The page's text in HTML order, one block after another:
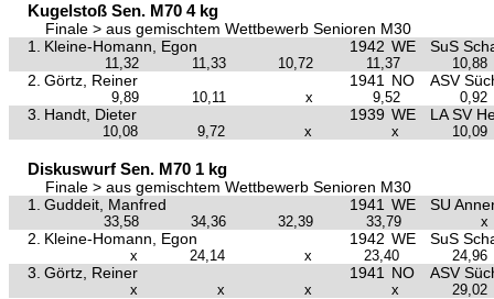
Kugelstoß Sen. M70 4 kg
Finale > aus gemischtem Wettbewerb Senioren M30
1.
Kleine-Homann, Egon 1942 WE SuS
11,32 11,33 10,72 11,37 10,88
2. Görtz, Reiner 1941 NO ASV
9,89 10,11 x 9,52 0,92
3. Handt, Dieter 1939 WE LA SV
10,08 9,72 x x 10,09
Diskuswurf Sen. M70 1 kg
Finale > aus gemischtem Wettbewerb Senioren M30
1.
Guddeit, Manfred 1941 WE SU
33,58 34,36 32,39 33,79 x
2. Kleine-Homann, Egon 1942 WE SuS
x 24,14 x 23,40 24,96
3. Görtz, Reiner 1941 NO ASV
x x x x 29,02